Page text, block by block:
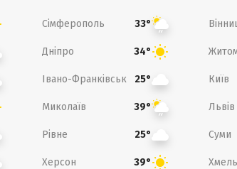
Сімферополь 33°
Дніпро 34°
Івано-Франківськ 25° Київ
Миколаїв 39° Львів
Рівне 25° Суми
Херсон 39°